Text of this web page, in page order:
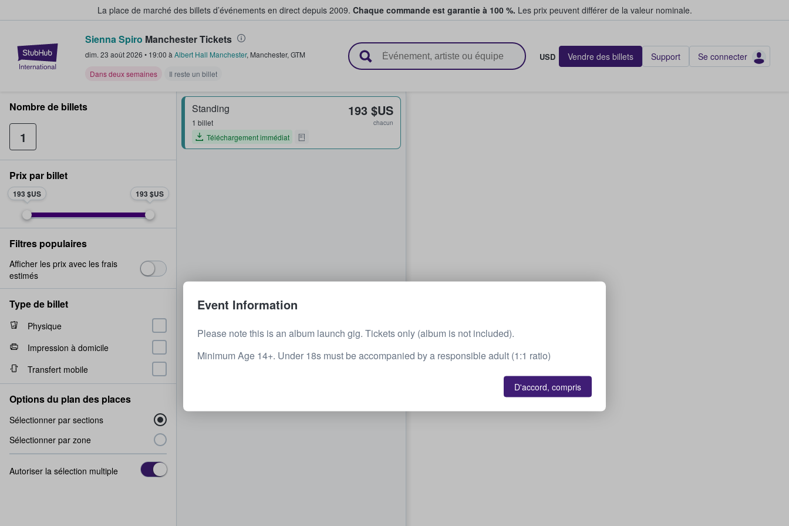
La place de marché des billets d’événements en direct depuis 2009. Chaque commande est garantie à 100 %. Les prix peuvent différer de la valeur nominale.
StubHub - Où les fans achètent et vendent des billets
Sienna Spiro Manchester Tickets
dim. 23 août 2026 • 19:00 à Albert Hall Manchester, Manchester, GTM
Dans deux semaines
Il reste un billet
USD Vendre des billets Support Se connecter
Standing
1 billet
Téléchargement immédiat
193 $US
chacun
Nombre de billets
1
Prix par billet
193 $US 193 $US
Filtres populaires
Afficher les prix avec les frais
estimés
Type de billet
Physique
Impression à domicile
Transfert mobile
Options du plan des places
Sélectionner par sections
Sélectionner par zone
Autoriser la sélection multiple
Event Information
Please note this is an album launch gig. Tickets only (album is not included).
Minimum Age 14+. Under 18s must be accompanied by a responsible adult (1:1 ratio)
D'accord, compris